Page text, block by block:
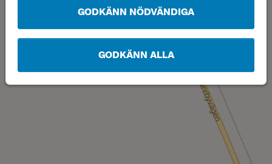
GODKÄNN NÖDVÄNDIGA
GODKÄNN ALLA